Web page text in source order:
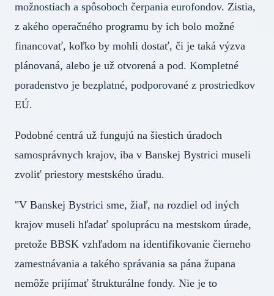
možnostiach a spôsoboch čerpania eurofondov. Zistia,
z akého operačného programu by ich bolo možné
financovať, koľko by mohli dostať, či je taká výzva
plánovaná, alebo je už otvorená a pod. Kompletné
poradenstvo je bezplatné, podporované z prostriedkov
EÚ.
Podobné centrá už fungujú na šiestich úradoch
samosprávnych krajov, iba v Banskej Bystrici museli
zvoliť priestory mestského úradu.
"V Banskej Bystrici sme, žiaľ, na rozdiel od iných
krajov museli hľadať spoluprácu na mestskom úrade,
pretože BBSK vzhľadom na identifikovanie čierneho
zamestnávania a takého správania sa pána župana
nemôže prijímať štrukturálne fondy. Nie je to